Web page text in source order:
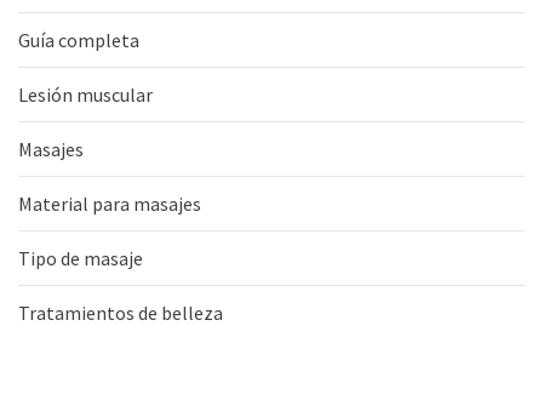
Guía completa
Lesión muscular
Masajes
Material para masajes
Tipo de masaje
Tratamientos de belleza